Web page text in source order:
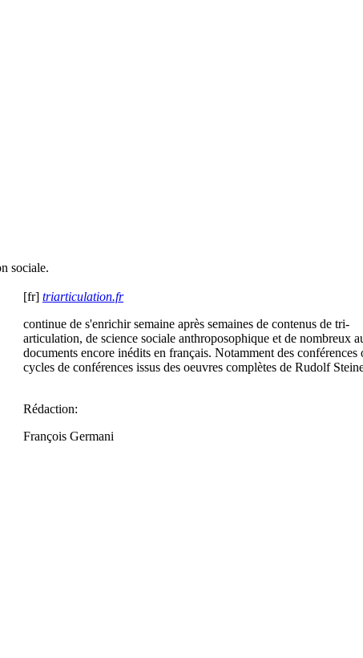
sociale.
[fr] triarticulation.fr
continue de s'enrichir semaine après semaines de contenus de tri-
articulation, de science sociale anthroposophique et de nombreux
documents encore inédits en français. Notamment des conférences
cycles de conférences issus des oeuvres complètes de Rudolf
Rédaction:
François Germani